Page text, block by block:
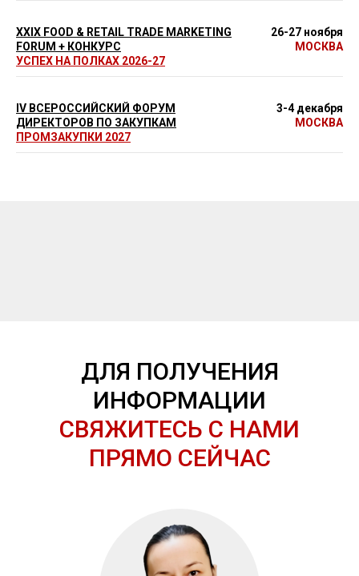
XXIX FOOD & RETAIL TRADE MARKETING
FORUM + КОНКУРС
УСПЕХ НА ПОЛКАХ 2026-27
26-27 ноября
МОСКВА
IV ВСЕРОССИЙСКИЙ ФОРУМ
ДИРЕКТОРОВ ПО ЗАКУПКАМ
ПРОМЗАКУПКИ 2027
3-4 декабря
МОСКВА
ДЛЯ ПОЛУЧЕНИЯ
ИНФОРМАЦИИ
СВЯЖИТЕСЬ С НАМИ
ПРЯМО СЕЙЧАС